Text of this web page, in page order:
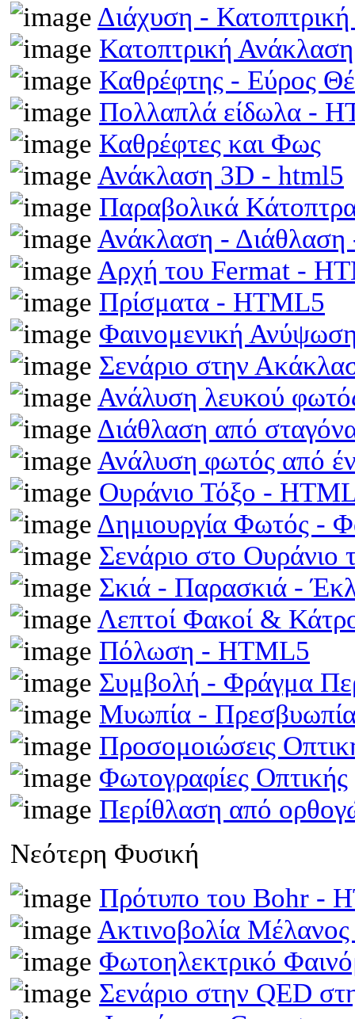
Διάχυση -
Κατοπτρική
Καθρέφτης - Εύρος
Πολλαπλά είδωλα -
Καθρέφτες και Φως
Ανάκλαση 3D - html5
Παραβολικά
Ανάκλαση -
Αρχή του Fermat -
Πρίσματα - HTML5
Φαινομενική
Σενάριο στην
Ανάλυση λευκού
Διάθλαση από
Ανάλυση φωτός από
Ουράνιο Τόξο -
Δημιουργία Φωτός -
Σενάριο στο Ουράνιο
Σκιά - Παρασκιά -
Λεπτοί Φακοί &
Πόλωση - HTML5
Συμβολή - Φράγμα
Μυωπία -
Προσομοιώσεις
Φωτογραφίες Οπτικής
Περίθλαση από
Νεότερη Φυσική
Πρότυπο του Bohr -
Ακτινοβολία
Φωτοηλεκτρικό
Σενάριο στην QED